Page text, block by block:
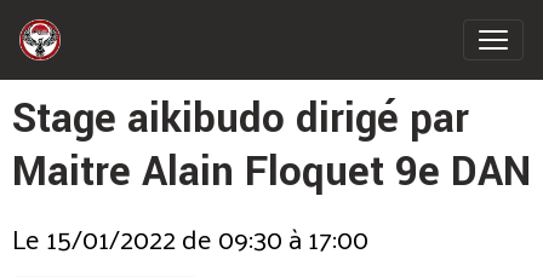
Stage aikibudo dirigé par
Maitre Alain Floquet 9e DAN
Le 15/01/2022de 09:30à 17:00